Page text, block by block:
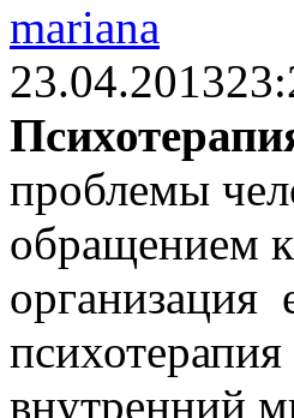
mariana
23.04.2013
проблемы
обращением
организация
внутренний